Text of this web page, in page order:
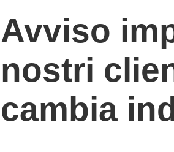
Avviso
nostri
cambia